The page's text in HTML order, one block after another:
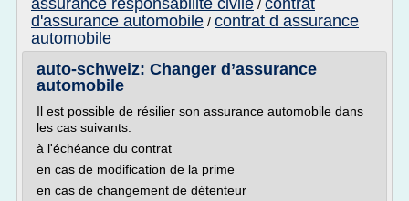
assurance responsabilite civile / contrat
d'assurance automobile / contrat d assurance
automobile
auto-schweiz: Changer d’assurance
automobile
Il est possible de résilier son assurance automobile dans
les cas suivants:
à l'échéance du contrat
en cas de modification de la prime
en cas de changement de détenteur